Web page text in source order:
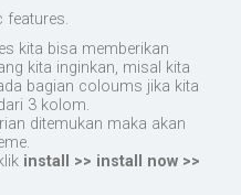
features.
kita bisa memberikan
kita inginkan, misal kita
bagian coloums jika kita
3 kolom.
ditemukan maka akan
install >> install now >>